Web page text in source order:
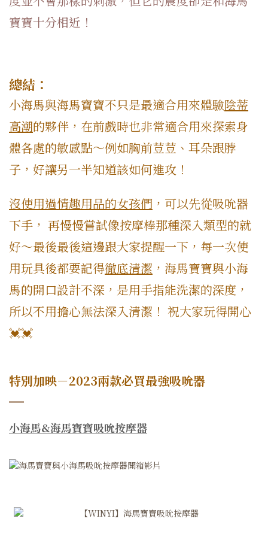
寶寶十分相近！
總結：
小海馬與海馬寶寶不只是最適合用來體驗陰蒂
高潮的夥伴，在前戲時也非常適合用來探索身
體各處的敏感點～例如胸前荳荳、耳朵跟脖
子，好讓另一半知道該如何進攻！
沒使用過情趣用品的女孩們 ，可以先從吸吮器
下手， 再慢慢嘗試像按摩棒那種深入類型的就
好～最後最後這邊跟大家提醒一下，每一次使
用玩具後都要記得徹底清潔 ，海馬寶寶與小海
馬的開口設計不深，是用手指能洗潔的深度，
所以不用擔心無法深入清潔！ 祝大家玩得開心
💓💓
特別加映－2023兩款必買最強吸吮器
小海馬&海馬寶寶吸吮按摩器